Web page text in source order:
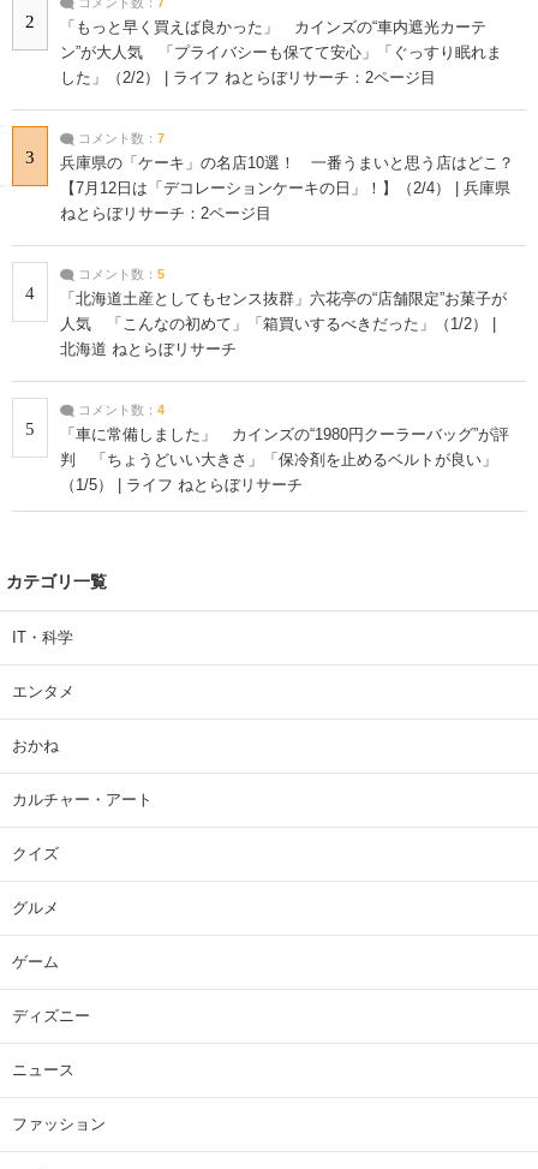
2
「もっと早く買えば良かった」 カインズの“車内遮光カーテ
ン”が大人気 「プライバシーも保てて安心」「ぐっすり眠れま
した」（2/2） | ライフ ねとらぼリサーチ：2ページ目
3
コメント数： 7
兵庫県の「ケーキ」の名店10選！ 一番うまいと思う店はどこ？
【7月12日は「デコレーションケーキの日」！】（2/4） | 兵庫県
ねとらぼリサーチ：2ページ目
4
コメント数： 5
「北海道土産としてもセンス抜群」六花亭の“店舗限定”お菓子が
人気 「こんなの初めて」「箱買いするべきだった」（1/2） |
北海道 ねとらぼリサーチ
5
コメント数： 4
「車に常備しました」 カインズの“1980円クーラーバッグ”が評
判 「ちょうどいい大きさ」「保冷剤を止めるベルトが良い」
（1/5） | ライフ ねとらぼリサーチ
カテゴリ一覧
IT・科学
エンタメ
おかね
カルチャー・アート
クイズ
グルメ
ゲーム
ディズニー
ニュース
ファッション